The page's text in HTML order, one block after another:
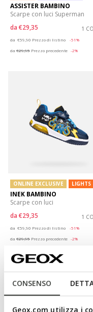
CONSENSO
Geox.com utilizza i
ASSISTER BAMBINO
Scarpe con luci Superman
da €29,35 1
da €59,90 Prezzo di listino
-51%
da €29,95 Prezzo precedente -2%
ONLINE EXCLUSIVE LIGHTS
INEK BAMBINO
Scarpe con luci
da €29,35 1
da €59,90 Prezzo di listino
-51%
da €29,95 Prezzo precedente -2%